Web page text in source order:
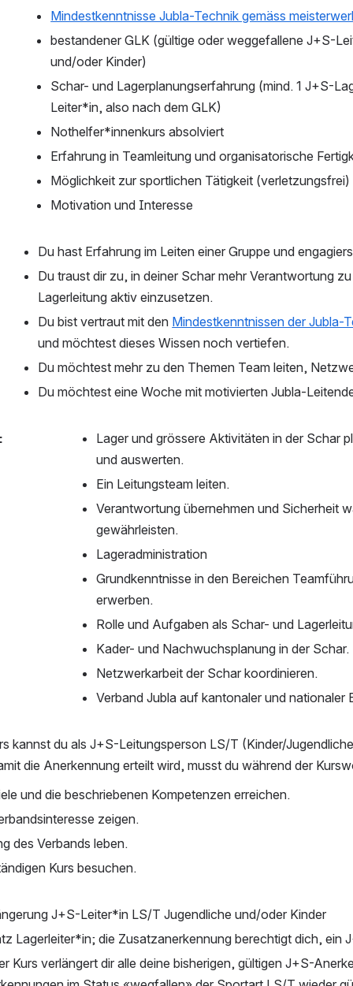
Mindestkenntnisse Jubla-Technik gemäss
bestandener GLK (gültige oder weggefallene J+S-
und/oder Kinder)
Schar- und Lagerplanungserfahrung (mind. 1 J+S-
Leiter*in, also nach dem GLK)
Nothelfer*innenkurs absolviert
Erfahrung in Teamleitung und organisatorische
Möglichkeit zur sportlichen Tätigkeit (verletzungsfrei)
Motivation und Interesse
Du hast Erfahrung im Leiten einer Gruppe und
Du traust dir zu, in deiner Schar mehr Verantwortung
Lagerleitung aktiv einzusetzen.
Du bist vertraut mit den Mindestkenntnissen der Jubla-
und möchtest dieses Wissen noch vertiefen.
Du möchtest mehr zu den Themen Team leiten,
Du möchtest eine Woche mit motivierten Jubla-
Lager und grössere Aktivitäten in der Schar
und auswerten.
Ein Leitungsteam leiten.
Verantwortung übernehmen und Sicherheit
gewährleisten.
Lageradministration
Grundkenntnisse in den Bereichen
erwerben.
Rolle und Aufgaben als Schar- und
Kader- und Nachwuchsplanung in der Schar.
Netzwerkarbeit der Schar koordinieren.
Verband Jubla auf kantonaler und nationaler
kannst du als J+S-Leitungsperson LS/T (Kinder/
die Anerkennung erteilt wird, musst du während der
und die beschriebenen Kompetenzen erreichen.
zeigen.
des Verbands leben.
Kurs besuchen.
J+S-Leiter*in LS/T Jugendliche und/oder Kinder
Lagerleiter*in; die Zusatzanerkennung berechtigt dich,
Kurs verlängert dir alle deine bisherigen, gültigen J+S-